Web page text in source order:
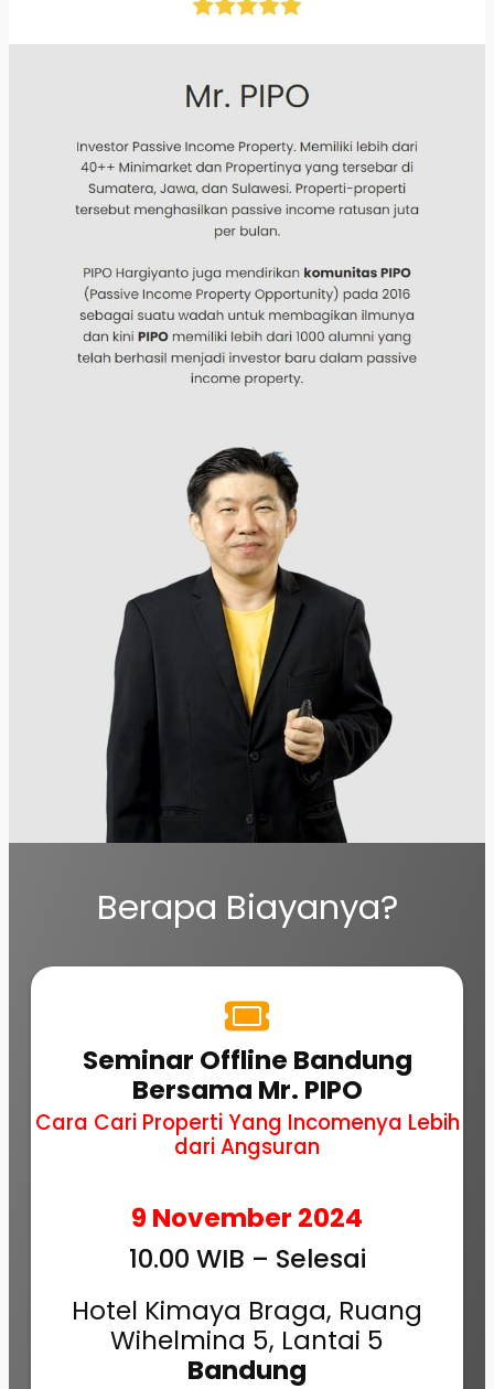
Berapa Biayanya?
Seminar Offline Bandung
Bersama Mr. PIPO
Cara Cari Properti Yang Incomenya Lebih
dari Angsuran
9 November 2024
10.00 WIB – Selesai
Hotel Kimaya Braga, Ruang
Wihelmina 5, Lantai 5
Bandung